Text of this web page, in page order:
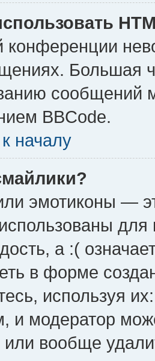
конференции
Большая
сообщений
BBCode.
началу
эмотиконы —
а :(
в форме
используя
и модератор
вообще